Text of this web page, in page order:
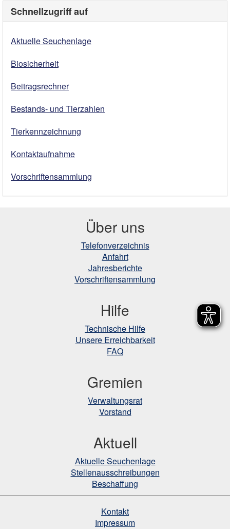
Schnellzugriff auf
Aktuelle Seuchenlage
Biosicherheit
Beitragsrechner
Bestands- und Tierzahlen
Tierkennzeichnung
Kontaktaufnahme
Vorschriftensammlung
Über uns
Telefonverzeichnis
Anfahrt
Jahresberichte
Vorschriftensammlung
Hilfe
Technische Hilfe
Unsere Erreichbarkeit
FAQ
Gremien
Verwaltungsrat
Vorstand
Aktuell
Aktuelle Seuchenlage
Stellenausschreibungen
Beschaffung
Kontakt
Impressum